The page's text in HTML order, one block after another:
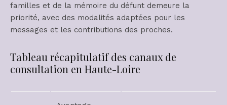
familles et de la mémoire du défunt demeure la
priorité, avec des modalités adaptées pour les
messages et les contributions des proches.
Tableau récapitulatif des canaux de
consultation en Haute-Loire